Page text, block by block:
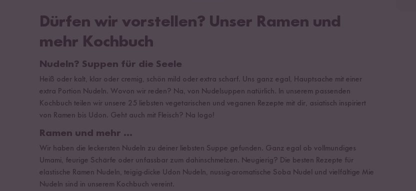
Dürfen wir vorstellen? Unser Ramen und
mehr Kochbuch
Nudeln? Suppen für die Seele
Heiß oder kalt, klar oder cremig, schön mild oder extra scharf. Uns ganz egal, Hauptsache mit einer
extra Portion Nudeln. Wovon wir reden? Na, von Nudelsuppen natürlich. In unserem passenden
Kochbuch teilen wir unsere 25 liebsten vegetarischen und veganen Rezepte mit dir, asiatisch inspiriert
von Ramen bis Udon. Geht auch mit Fleisch? Na logo!
Ramen und mehr …
Wir haben die leckersten Nudeln zu deiner liebsten Suppe gefunden. Ganz egal ob vollmundiges
Umami, feurige Schärfe oder unfassbar zum dahinschmelzen. Neugierig? Die besten Rezepte für
elastische Ramen Nudeln, teigig-dicke Udon Nudeln, nussig-aromatische Soba Nudel und vielfältige Mie
Nudeln sind in unserem Kochbuch vereint.